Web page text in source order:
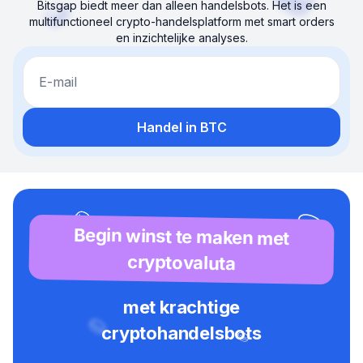
Bitsgap biedt meer dan alleen handelsbots. Het is een
multifunctioneel crypto-handelsplatform met smart orders
en inzichtelijke analyses.
E-mail
Handel in BTC
Begin winst te maken met
cryptovaluta
met krachtige
cryptohandelsbots